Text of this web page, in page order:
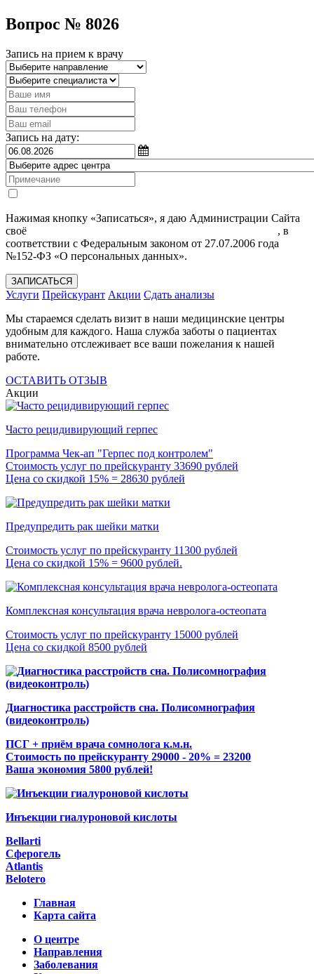
Вопрос № 8026
Запись на прием к врачу
Запись на дату:
Нажимая кнопку «Записаться», я даю Администрации Сайта
своё
, в
соответствии с Федеральным законом от 27.07.2006 года
№152-ФЗ «О персональных данных».
ЗАПИСАТЬСЯ
Услуги Прейскурант Акции Сдать анализы
Мы стараемся сделать визит в наши медицинские центры
удобным для каждого. Наша служба заботы о пациентах
внимательно отслеживает все ваши пожелания к нашей
работе.
ОСТАВИТЬ ОТЗЫВ
Акции
Часто рецидивирующий герпес
Программа Чек-ап "Герпес под контролем"
Стоимость услуг по прейскуранту 33690 рублей
Цена со скидкой 15% = 28630 рублей
Предупредить рак шейки матки
Стоимость услуг по прейскуранту 11300 рублей
Цена со скидкой 15% = 9600 рублей.
Комплексная консультация врача невролога-остеопата
Стоимость услуг по прейскуранту 15000 рублей
Цена со скидкой 8500 рублей
Диагностика расстройств сна. Полисомнография
(видеоконтроль)
ПСГ + приём врача сомнолога к.м.н.
Стоимость по прейскуранту 29000 - 20% = 23200
Ваша экономия 5800 рублей!
Инъекции гиалуроновой кислоты
Bellarti
Сферогель
Atlantis
Belotero
Главная
Карта сайта
О центре
Направления
Заболевания